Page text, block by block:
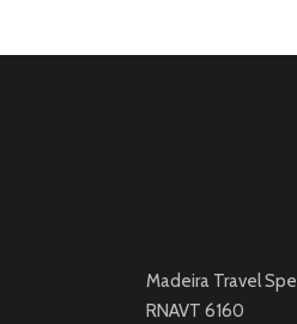
Madeira Travel
RNAVT 6160